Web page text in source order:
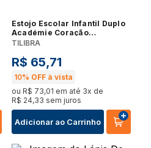
Estojo Escolar Infantil Duplo
Académie Coração
Metalizado 8554 Azul -
TILIBRA
R$ 65,71
10% OFF à vista
ou R$ 73,01 em até 3x de
R$ 24,33 sem juros
Adicionar ao Carrinho